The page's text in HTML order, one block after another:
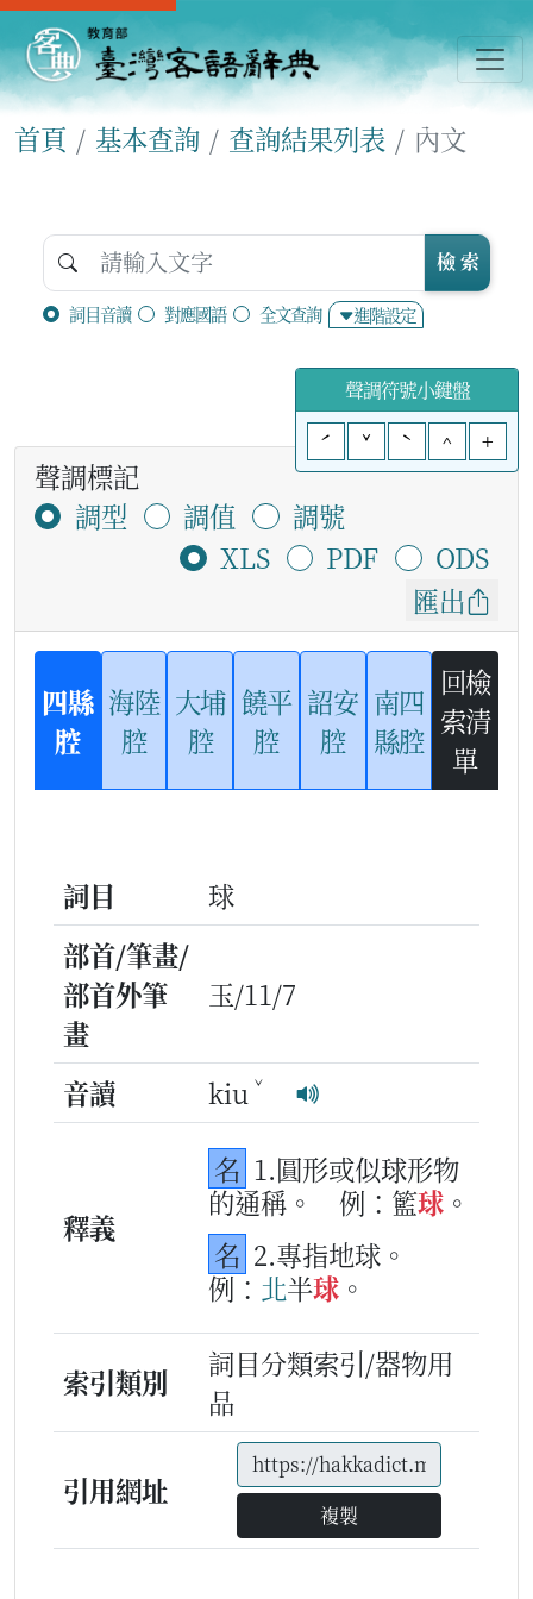
首頁 基本查詢 查詢結果列表 內文
詞目音讀 對應國語 全文查詢 進階設定
檢 索
聲調符號小鍵盤
ˊ
ˇ ˋ ^ +
聲調標記
調型
調值
調號
XLS
PDF
ODS
匯出
四縣
腔
海陸
腔
大埔
腔
饒平
腔
詔安
腔
南四
縣腔
回檢
索清
單
詞目
球
部首/筆畫/
部首外筆
畫
玉/11/7
音讀 kiu ˇ
釋義
名 1.圓形或似球形物
的通稱。
例：籃球 。
名 2.專指地球。
例： 北半球 。
索引類別
詞目分類索引/器物用
品
引用網址
複製